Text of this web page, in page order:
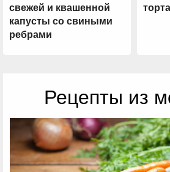
свежей и квашенной
капусты со свиными
ребрами
торта
Рецепты из